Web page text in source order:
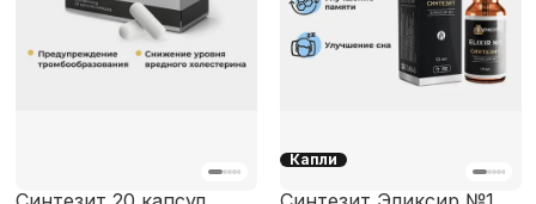
Капли